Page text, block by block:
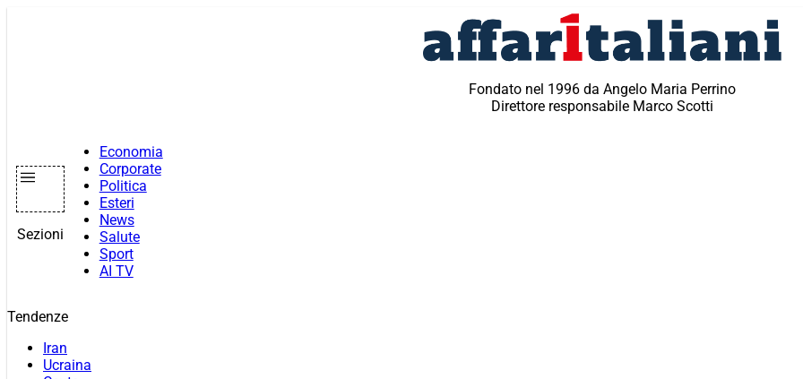
Fondato nel 1996 da Angelo Maria Perrino
Direttore responsabile Marco Scotti
Sezioni
Economia
Corporate
Politica
Esteri
News
Salute
Sport
AI TV
Tendenze
Iran
Ucraina